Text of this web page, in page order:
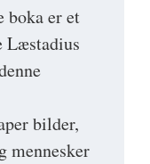
boka er et
Læstadius
bilder,
mennesker